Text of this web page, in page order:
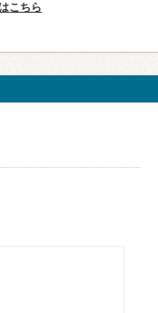
こちら